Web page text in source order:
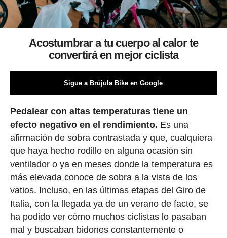
Acostumbrar a tu cuerpo al calor te
convertirá en mejor ciclista
Sigue a Brújula Bike en Google
Pedalear con altas temperaturas tiene un
efecto negativo en el rendimiento. Es una
afirmación de sobra contrastada y que, cualquiera
que haya hecho rodillo en alguna ocasión sin
ventilador o ya en meses donde la temperatura es
más elevada conoce de sobra a la vista de los
vatios. Incluso, en las últimas etapas del Giro de
Italia, con la llegada ya de un verano de facto, se
ha podido ver cómo muchos ciclistas lo pasaban
mal y buscaban bidones constantemente o